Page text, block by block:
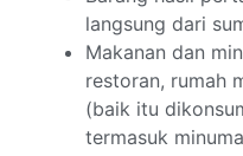
langsung dari
Makanan dan
restoran, rumah
(baik itu
termasuk